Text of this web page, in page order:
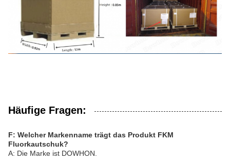
Häufige Fragen:
F: Welcher Markenname trägt das Produkt FKM
Fluorkautschuk?
A: Die Marke ist DOWHON.